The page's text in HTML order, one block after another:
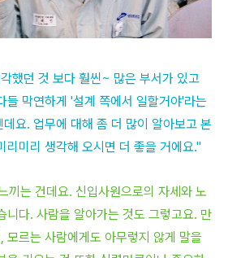
했던 것 보다 훨씬~ 많은 부서가 있고
들 막연하게 '설계 쪽에서 일할거야'라는
요. 업무에 대해 좀 더 많이 알아보고 본
리미리 생각해 오시면 더 좋을 거에요."
끼는 건데요. 신입사원으로의 자세와 노
니다. 사람을 알아가는 것도 그렇고요. 만
모르는 사람에게도 아무렇지 않게 말을